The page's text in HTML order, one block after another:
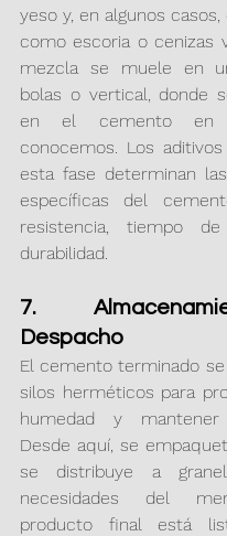
yeso y, en algunos
como escoria o cenizas
mezcla se muele en
bolas o vertical, donde
en el cemento en
conocemos. Los
esta fase determinan
específicas del
resistencia, tiempo
durabilidad.
7.
Despacho
El cemento terminado
silos herméticos para
humedad y
Desde aquí, se
se distribuye a
necesidades del
producto final está